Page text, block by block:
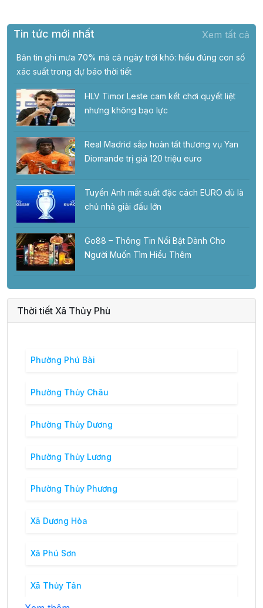
Tin tức mới nhất Xem tất cả
Bản tin ghi mưa 70% mà cả ngày trời khô: hiểu đúng con số
xác suất trong dự báo thời tiết
HLV Timor Leste cam kết chơi quyết liệt
nhưng không bạo lực
Real Madrid sắp hoàn tất thương vụ Yan
Diomande trị giá 120 triệu euro
Tuyển Anh mất suất đặc cách EURO dù là
chủ nhà giải đấu lớn
Go88 – Thông Tin Nổi Bật Dành Cho
Người Muốn Tìm Hiểu Thêm
Thời tiết Xã Thủy Phù
Phường Phú Bài
Phường Thủy Châu
Phường Thủy Dương
Phường Thủy Lương
Phường Thủy Phương
Xã Dương Hòa
Xã Phú Sơn
Xã Thủy Tân